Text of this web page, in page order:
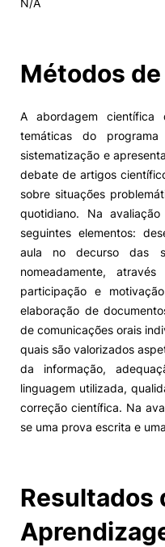
Projetos PRR
Magazine
Eventos
N/A
Métodos
A abordagem científica
temáticas do
sistematização e
debate de artigos
sobre situações
quotidiano. Na
seguintes elementos:
aula no decurso das
nomeadamente,
participação e
elaboração de
de comunicações orais
quais são valorizados
da informação,
linguagem utilizada,
correção científica. Na
se uma prova escrita e
Resultados